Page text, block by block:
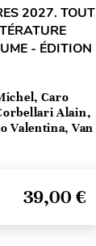
2027. TOUT
- ÉDITION
Caro
Alain,
Valentina, Van
39,00 €